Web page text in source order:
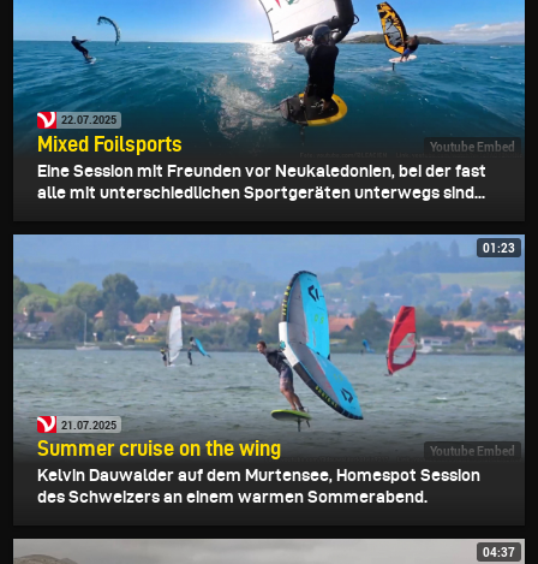
Youtube Embed
22.07.2025
Mixed Foilsports
Eine Session mit Freunden vor Neukaledonien, bei der fast
alle mit unterschiedlichen Sportgeräten unterwegs sind...
01:23
Youtube Embed
21.07.2025
Summer cruise on the wing
Kelvin Dauwalder auf dem Murtensee, Homespot Session
des Schweizers an einem warmen Sommerabend.
04:37